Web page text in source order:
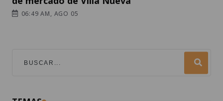
06:49 AM, AGO 05